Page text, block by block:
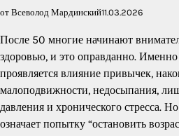
от Всеволод Мардинский11.03.2026
После 50 многие начинают
здоровью, и это оправданно. Именно
проявляется влияние привычек,
малоподвижности, недосыпания,
давления и хронического стресса.
означает попытку “остановить